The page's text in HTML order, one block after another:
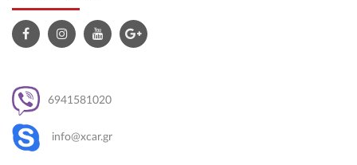
6941581020
info@xcar.gr